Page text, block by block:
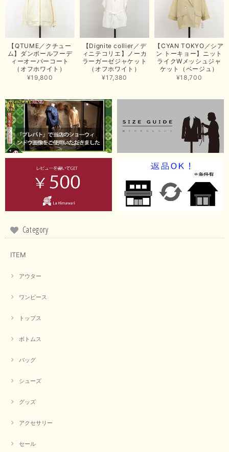
思っていた通りの商品でした。発送も早く、梱包も丁寧。又、お世話になり
たいと思いました。色々とありがとうございました。
この度は当店でのお買い上げ誠にありがとうございました。
商品もお気に召していただき嬉しい限りでございます。 ブラ
またのご来店お待ちしております。
【RILATO／リラート】袖ギャザーシャツ（イエロー）
2026/05/21
イエローと表示ありますが、黄緑っぽい気がします
この度は商品のお買い上げ誠にありがとうございました。 仰
る通り、ブランドでのカラー表記はイエローですが。 実際は
境や見る人の判断の違いで誤差がでてしまうと思います。 ご
指摘ありがとうございました。 又のご来店お待ちしておりま
お気に召していただき何よりでございます。 又のご来店お待
【QTUME／クチュー
ム】ダンボールフーデ
ィーオーバーコート
（オフホワイト）
¥19,800
【Dignite collier／デ
ィニテコリエ】ノーカ
ラーガーゼジャケット
（オフホワイト）
¥17,380
【CYAN TOKYO／シア
ン トーキョー】ニット
ライクWメッシュジャ
ケット（ベージュ）
¥18,700
Category
ITEM
アウター
ワンピース
トップス
ボトムス
バッグ
シューズ
グッズ
アクセサリー
セール